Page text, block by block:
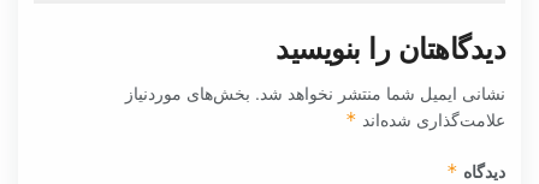
دیدگاهتان را بنویسید
نشانی ایمیل شما منتشر نخواهد شد. بخش‌های موردنیاز
علامت‌گذاری شده‌اند *
دیدگاه *